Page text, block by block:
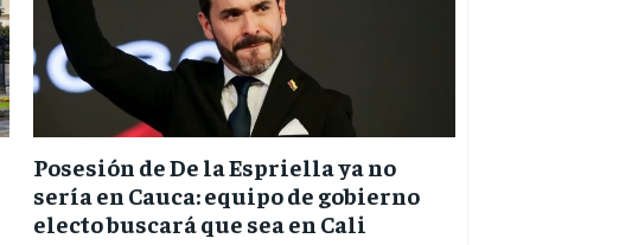
Posesión de De la Espriella ya no
sería en Cauca: equipo de gobierno
electo buscará que sea en Cali